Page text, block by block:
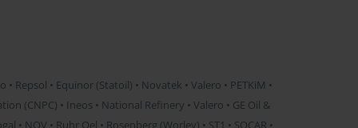
Repsol • Equinor (Statoil) • Novatek • Valero • PETKiM •
(CNPC) • Ineos • National Refinery • Valero • GE Oil &
• NOV • Ruhr Oel • Rosenberg (Worley) • ST1 • SOCAR •